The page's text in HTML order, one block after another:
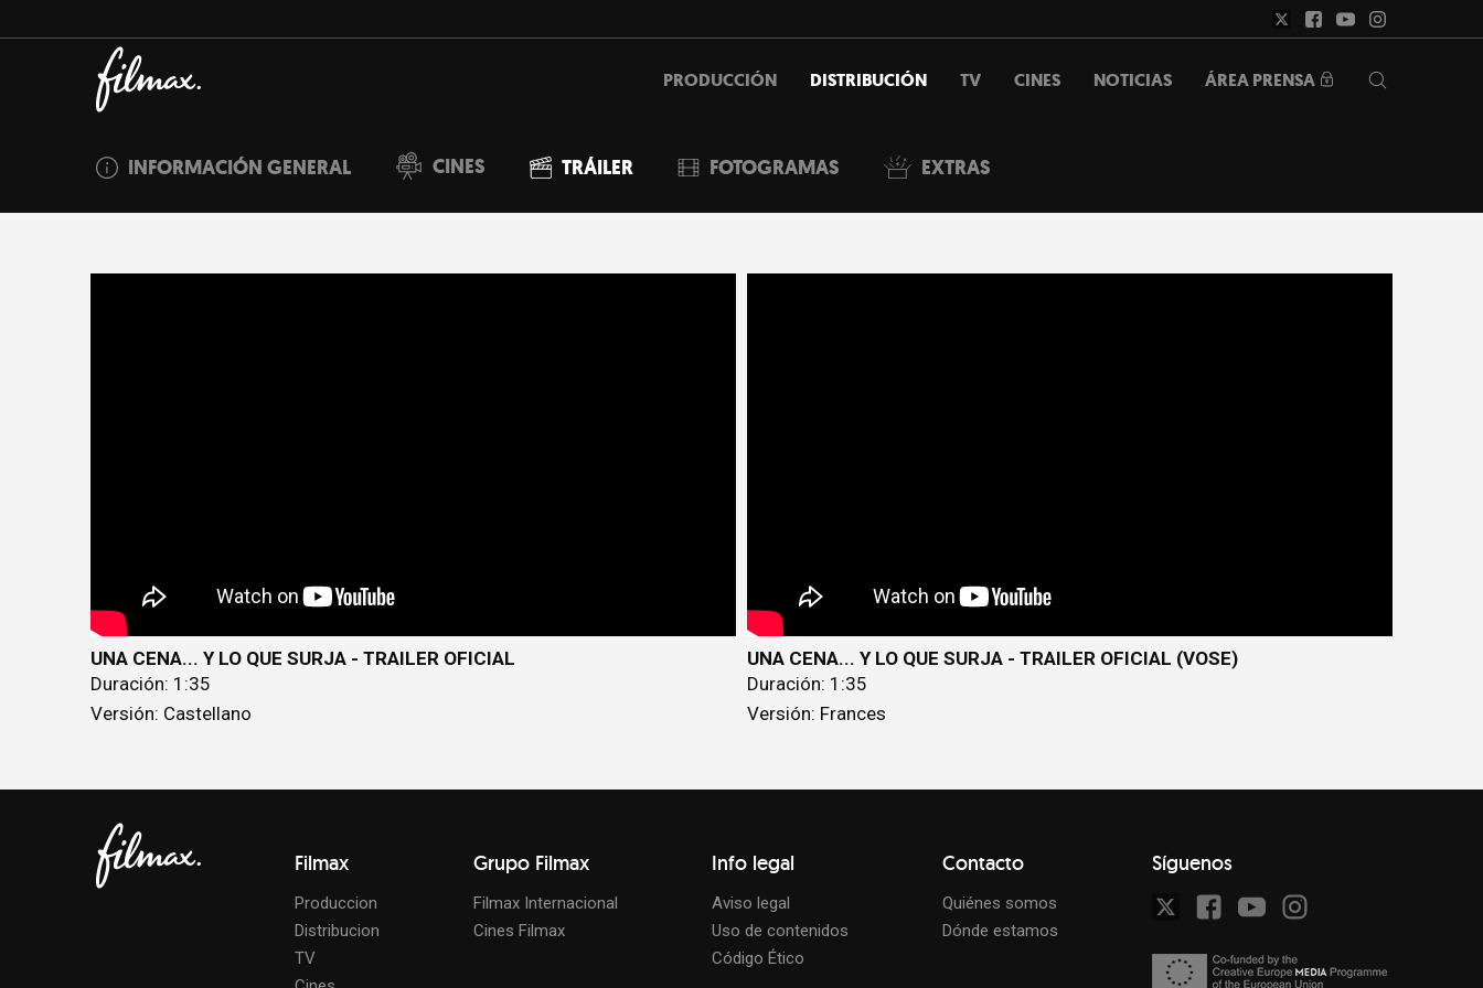
PRODUCCIÓN DISTRIBUCIÓN TV CINES NOTICIAS ÁREA PRENSA
INFORMACIÓN GENERAL CINES TRÁILER FOTOGRAMAS EXTRAS
UNA CENA... Y LO QUE SURJA - TRAILER OFICIAL
Duración: 1:35
Versión: Castellano
UNA CENA... Y LO QUE SURJA - TRAILER OFICIAL (VOSE)
Duración: 1:35
Versión: Frances
Filmax
Produccion
Distribucion
TV
Grupo Filmax
Filmax Internacional
Cines Filmax
Info legal
Aviso legal
Uso de contenidos
Código Ético
Contacto
Quiénes somos
Dónde estamos
Síguenos